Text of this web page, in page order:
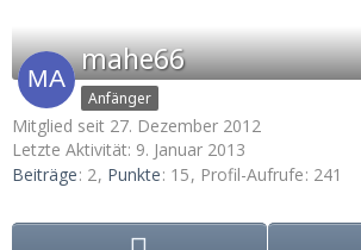
mahe66
Anfänger
Mitglied seit 27. Dezember 2012
Letzte Aktivität: 9. Januar 2013
Beiträge 2 Punkte 15 Profil-Aufrufe 241